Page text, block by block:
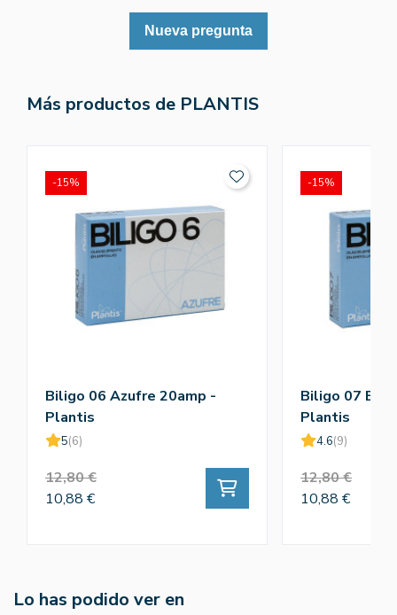
Nueva pregunta
Más productos de PLANTIS
Biligo 06 Azufre 20amp -
Plantis
5(6)
12,80 €
10,88 €
-15%
Biligo 07
Plantis
4.6(9)
12,80 €
10,88 €
-15%
Lo has podido ver en